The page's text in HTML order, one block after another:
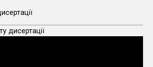
дисертації